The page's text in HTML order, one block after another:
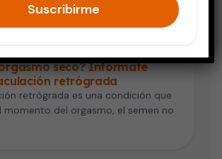
seco? Infórmate
retrógrada
retrógrada es una condición que
momento del orgasmo, el semen no
Suscribirme